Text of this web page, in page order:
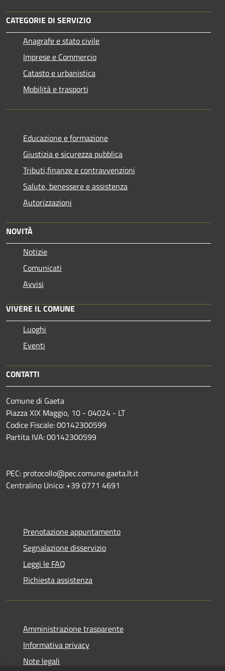
CATEGORIE DI SERVIZIO
Anagrafe e stato civile
Imprese e Commercio
Catasto e urbanistica
Mobilità e trasporti
Educazione e formazione
Giustizia e sicurezza pubblica
Tributi,finanze e contravvenzioni
Salute, benessere e assistenza
Autorizzazioni
NOVITÀ
Notizie
Comunicati
Avvisi
VIVERE IL COMUNE
Luoghi
Eventi
CONTATTI
Comune di Gaeta
Piazza XIX Maggio, 10 - 04024 - LT
Codice Fiscale: 00142300599
Partita IVA: 00142300599
PEC: protocollo@pec.comune.gaeta.lt.it
Centralino Unico: +39 0771 4691
Prenotazione appuntamento
Segnalazione disservizio
Leggi le FAQ
Richiesta assistenza
Amministrazione trasparente
Informativa privacy
Note legali